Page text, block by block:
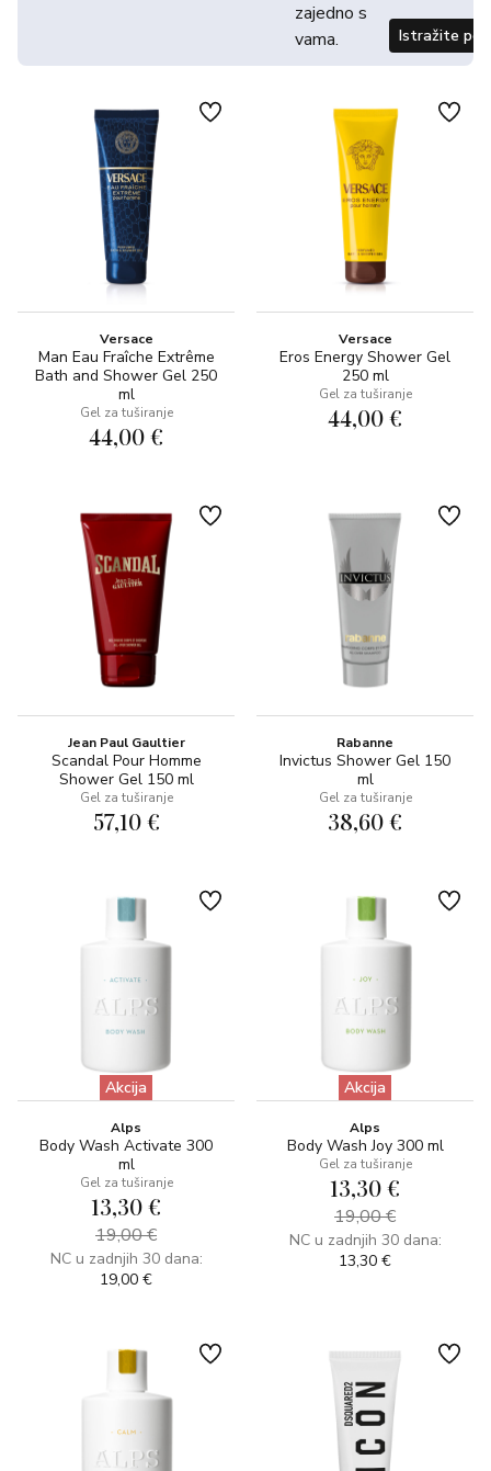
zajedno s
vama.
Istražite
Versace
Man Eau Fraîche Extrême
Bath and Shower Gel 250
ml
Gel za tuširanje
44,00 €
Versace
Eros Energy Shower Gel
250 ml
Gel za tuširanje
44,00 €
Jean Paul Gaultier
Scandal Pour Homme
Shower Gel 150 ml
Gel za tuširanje
57,10 €
Rabanne
Invictus Shower Gel 150
ml
Gel za tuširanje
38,60 €
Akcija
Alps
Body Wash Activate 300
ml
Gel za tuširanje
13,30 €
19,00 €
NC u zadnjih 30 dana:
19,00 €
Akcija
Alps
Body Wash Joy 300 ml
Gel za tuširanje
13,30 €
19,00 €
NC u zadnjih 30 dana:
13,30 €